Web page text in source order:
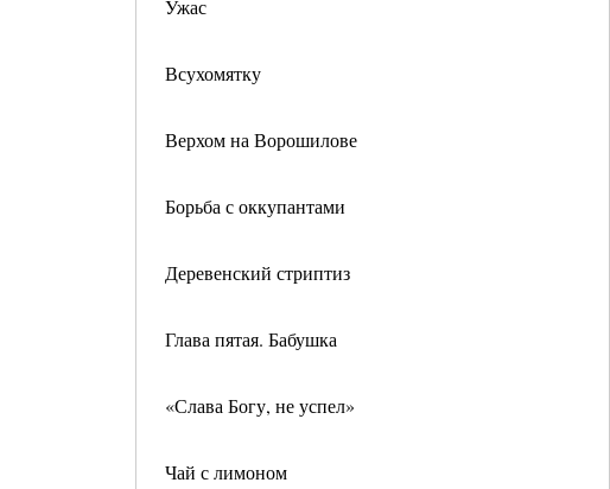
Ужас
Всухомятку
Верхом на Ворошилове
Борьба с оккупантами
Деревенский стриптиз
Глава пятая. Бабушка
«Слава Богу, не успел»
Чай с лимоном